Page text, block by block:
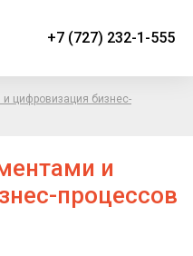
+7 (727) 232-1-555
цифровизация бизнес-
и
процессов